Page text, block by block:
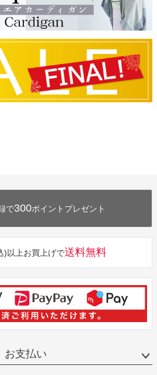
で300ポイントプレゼント
)以上お買上げで送料無料
お支払い